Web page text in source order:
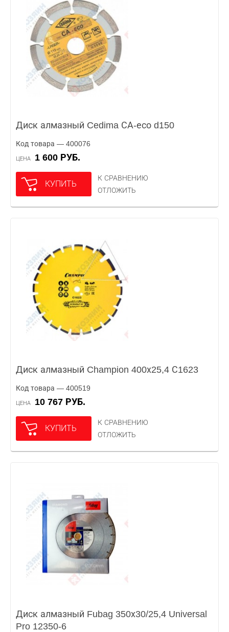
Диск алмазный Cedima СА-есо d150
Код товара — 400076
ЦЕНА 1 600 РУБ.
КУПИТЬ
К СРАВНЕНИЮ
ОТЛОЖИТЬ
Диск алмазный Champion 400х25,4 С1623
Код товара — 400519
ЦЕНА 10 767 РУБ.
КУПИТЬ
К СРАВНЕНИЮ
ОТЛОЖИТЬ
Диск алмазный Fubag 350х30/25,4 Universal
Pro 12350-6